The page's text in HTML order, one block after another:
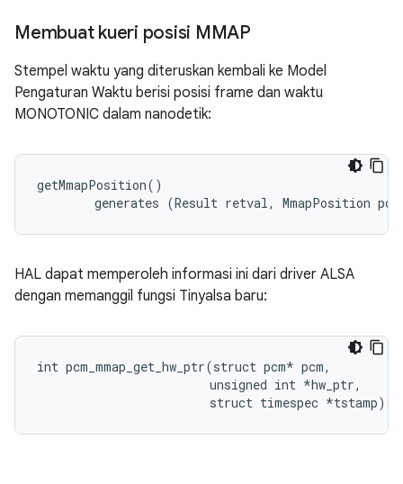
Membuat kueri posisi MMAP
Stempel waktu yang diteruskan kembali ke Model
Pengaturan Waktu berisi posisi frame dan waktu
MONOTONIC dalam nanodetik:
getMmapPosition()
generates (Result retval, MmapPosition
HAL dapat memperoleh informasi ini dari driver ALSA
dengan memanggil fungsi Tinyalsa baru:
int pcm_mmap_get_hw_ptr(struct pcm* pcm,
                        unsigned int *hw_ptr,
                        struct timespec *tstamp);